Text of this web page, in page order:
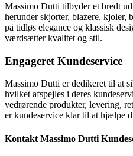
Massimo Dutti tilbyder et bredt
herunder skjorter, blazere, kjoler,
på tidløs elegance og klassisk
værdsætter kvalitet og stil.
Engageret Kundeservice
Massimo Dutti er dedikeret til at
hvilket afspejles i deres
vedrørende produkter, levering,
er kundeservice klar til at hjælpe
Kontakt Massimo Dutti